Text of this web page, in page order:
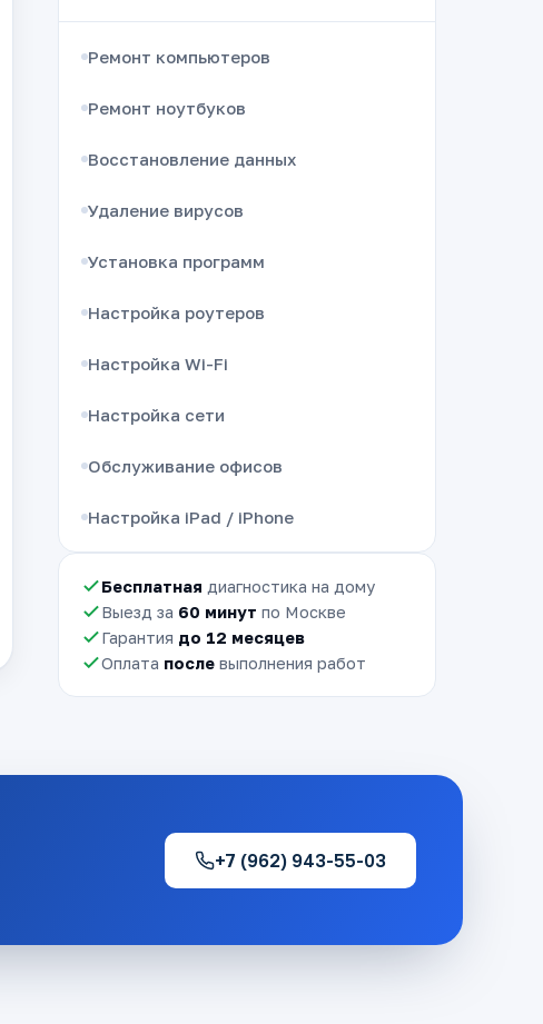
Ремонт компьютеров
Ремонт ноутбуков
Восстановление данных
Удаление вирусов
Установка программ
Настройка роутеров
Настройка Wi-Fi
Настройка сети
Обслуживание офисов
Настройка iPad / iPhone
Бесплатная диагностика на дому
Выезд за 60 минут по Москве
Гарантия до 12 месяцев
Оплата после выполнения работ
+7 (962) 943-55-03